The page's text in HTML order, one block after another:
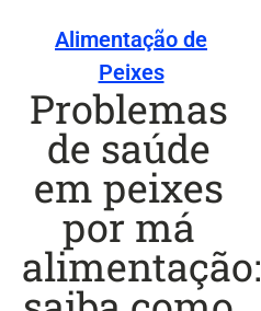
Alimentação de
Peixes
Problemas
de saúde
em peixes
por má
alimentação: